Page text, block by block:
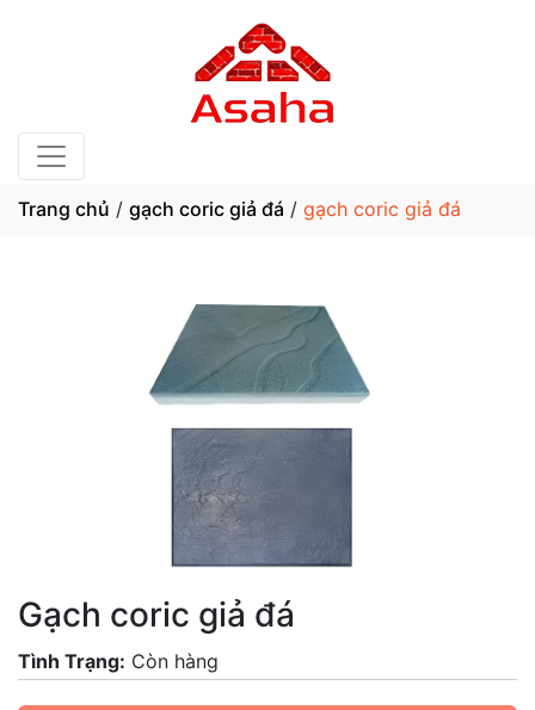
Trang chủ / gạch coric giả đá / gạch coric giả đá
Gạch coric giả đá
Tình Trạng: Còn hàng